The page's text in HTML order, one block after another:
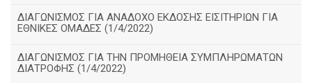
ΔΙΑΓΩΝΙΣΜΟΣ ΓΙΑ ΑΝΑΔΟΧΟ ΕΚΔΟΣΗΣ ΕΙΣΙΤΗΡΙΩΝ ΓΙΑ
ΕΘΝΙΚΕΣ ΟΜΑΔΕΣ (1/4/2022)
ΔΙΑΓΩΝΙΣΜΟΣ ΓΙΑ ΤΗΝ ΠΡΟΜΗΘΕΙΑ ΣΥΜΠΛΗΡΩΜΑΤΩΝ
ΔΙΑΤΡΟΦΗΣ (1/4/2022)